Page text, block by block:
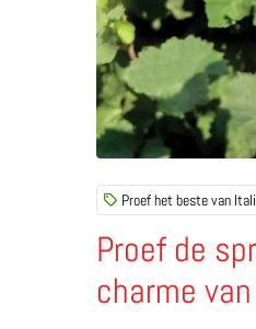
Proef de
charme
Proef het beste van